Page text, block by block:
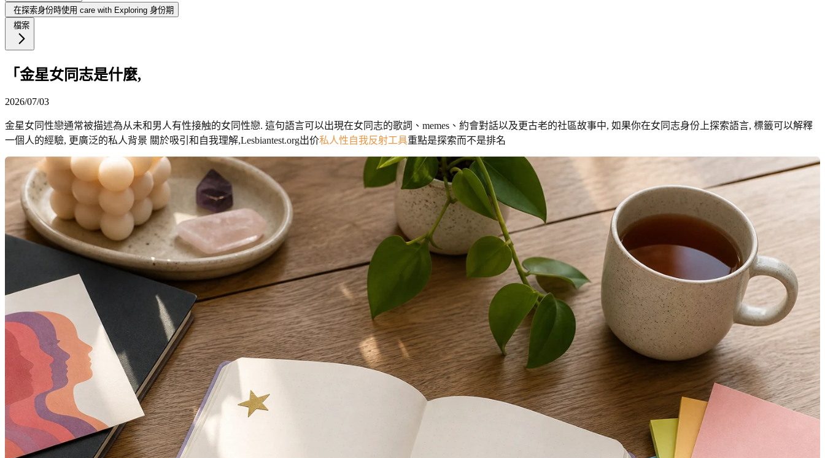
在探索身份時使用 care with Exploring 身份期
檔案
「金星女同志是什麼,
2026/07/03
金星女同性戀通常被描述為从未和男人有性接触的女同性戀. 這句語言可以出現在女同志的歌詞、memes、約會對話以及更古老的社區故事中, 如果你在女同志身份上探索語言, 標籤可以解釋
一個人的經驗, 更廣泛的私人背景 關於吸引和自我理解,Lesbiantest.org出价私人性自我反射工具重點是探索而不是排名